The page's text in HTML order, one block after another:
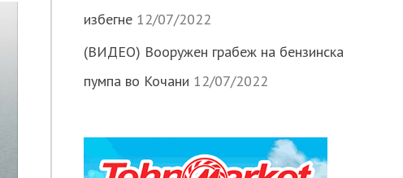
избегне 12/07/2022
(ВИДЕО) Вооружен грабеж на бензинска
пумпа во Кочани 12/07/2022